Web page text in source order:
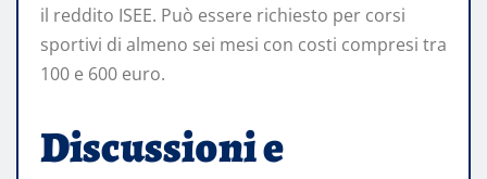
il reddito ISEE. Può essere richiesto per corsi
sportivi di almeno sei mesi con costi compresi tra
100 e 600 euro.
Discussioni e